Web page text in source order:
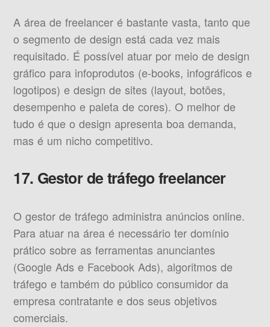
A área de freelancer é bastante vasta, tanto que
o segmento de design está cada vez mais
requisitado. É possível atuar por meio de design
gráfico para infoprodutos (e-books, infográficos e
logotipos) e design de sites (layout, botões,
desempenho e paleta de cores). O melhor de
tudo é que o design apresenta boa demanda,
mas é um nicho competitivo.
17. Gestor de tráfego freelancer
O gestor de tráfego administra anúncios online.
Para atuar na área é necessário ter domínio
prático sobre as ferramentas anunciantes
(Google Ads e Facebook Ads), algoritmos de
tráfego e também do público consumidor da
empresa contratante e dos seus objetivos
comerciais.